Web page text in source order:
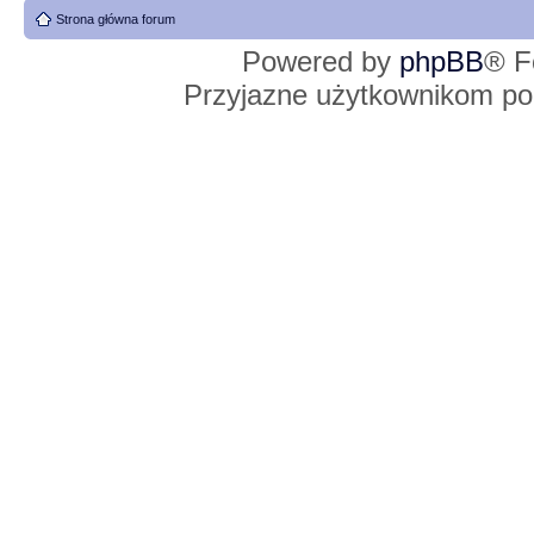
Strona główna forum
Powered by phpBB®
Przyjazne użytkownikom